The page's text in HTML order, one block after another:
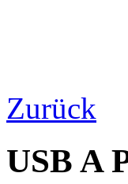
Zurück
USB A